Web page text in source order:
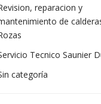
reparacion y
de
Tecnico Saunier
categoría